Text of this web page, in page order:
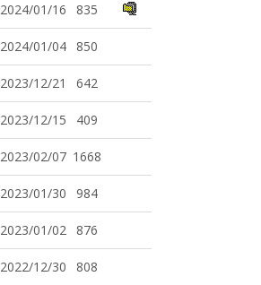
2024/01/16 835
2024/01/04 850
2023/12/21 642
2023/12/15 409
2023/02/07 1668
2023/01/30 984
2023/01/02 876
2022/12/30 808